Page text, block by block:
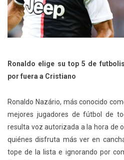
Ronaldo elige su top 5 de
por fuera a Cristiano
Ronaldo Nazário, más conocido
mejores jugadores de fútbol de
resulta voz autorizada a la hora de
quiénes disfruta más ver en
tope de la lista e ignorando por